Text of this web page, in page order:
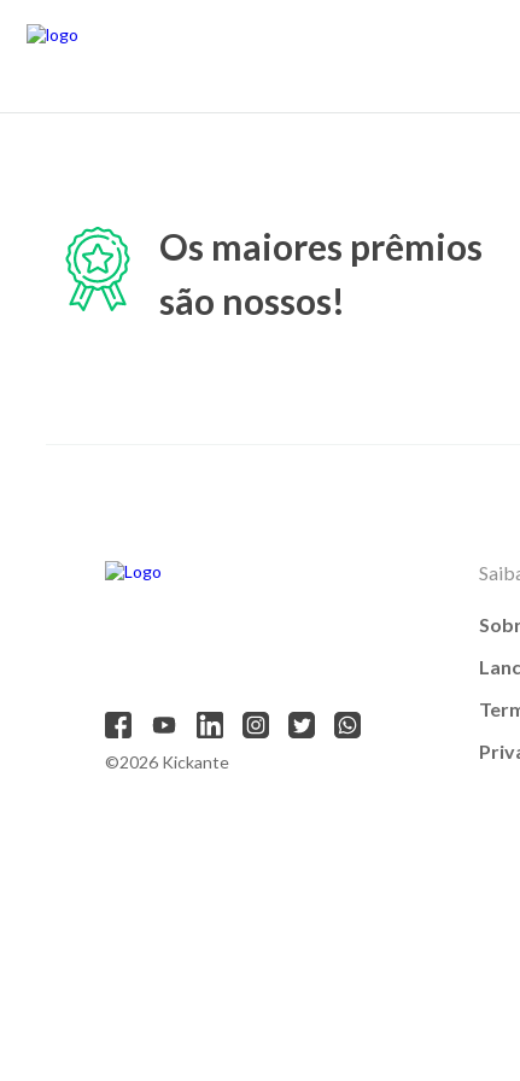
Os maiores prêmios
são nossos!
©2026 Kickante